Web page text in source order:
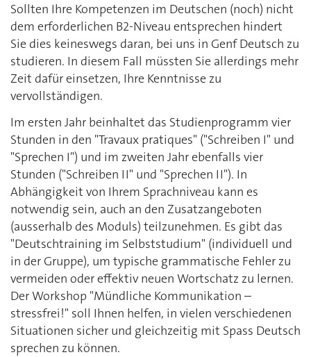
Sollten Ihre Kompetenzen im Deutschen (noch) nicht
dem erforderlichen B2-Niveau entsprechen hindert
Sie dies keineswegs daran, bei uns in Genf Deutsch zu
studieren. In diesem Fall müssten Sie allerdings mehr
Zeit dafür einsetzen, Ihre Kenntnisse zu
vervollständigen.
Im ersten Jahr beinhaltet das Studienprogramm vier
Stunden in den "Travaux pratiques" ("Schreiben I" und
"Sprechen I") und im zweiten Jahr ebenfalls vier
Stunden ("Schreiben II" und "Sprechen II"). In
Abhängigkeit von Ihrem Sprachniveau kann es
notwendig sein, auch an den Zusatzangeboten
(ausserhalb des Moduls) teilzunehmen. Es gibt das
"Deutschtraining im Selbststudium" (individuell und
in der Gruppe), um typische grammatische Fehler zu
vermeiden oder effektiv neuen Wortschatz zu lernen.
Der Workshop "Mündliche Kommunikation –
stressfrei!" soll Ihnen helfen, in vielen verschiedenen
Situationen sicher und gleichzeitig mit Spass Deutsch
sprechen zu können.